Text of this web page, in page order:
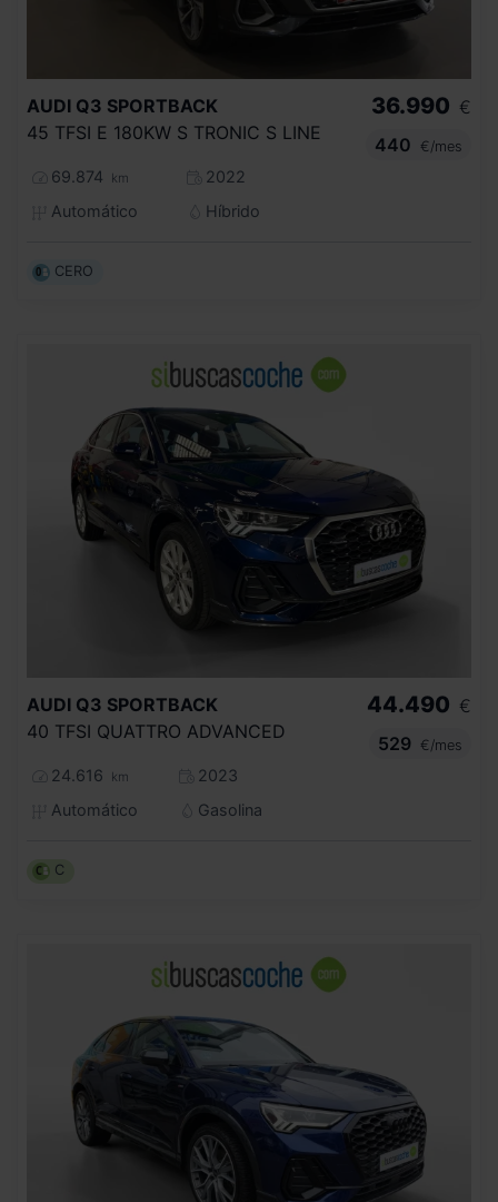
AUDI Q3 SPORTBACK
45 TFSI E 180KW S TRONIC S LINE
69.874 km
2022
Automático
Híbrido
36.990 €
440
€/mes
CERO
AUDI Q3 SPORTBACK
40 TFSI QUATTRO ADVANCED
24.616 km
2023
Automático
Gasolina
44.490 €
529
€/mes
C